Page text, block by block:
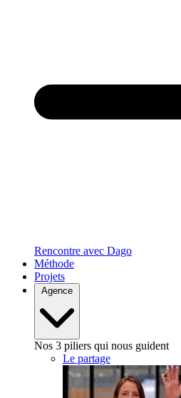
Rencontre avec Dago
Méthode
Projets
Agence
Nos 3 piliers qui nous guident
Le partage